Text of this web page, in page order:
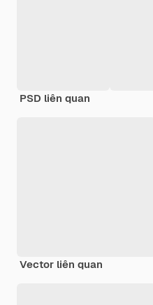
PSD liên quan
Vector liên quan